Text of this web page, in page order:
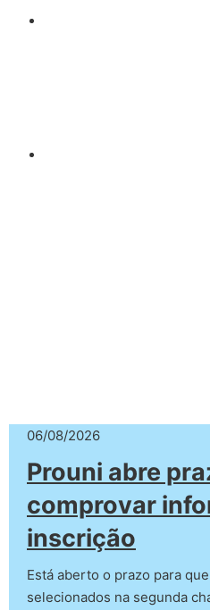
06/08/2026
Prouni abre
comprovar
inscrição
Está aberto o prazo para
selecionados na segunda